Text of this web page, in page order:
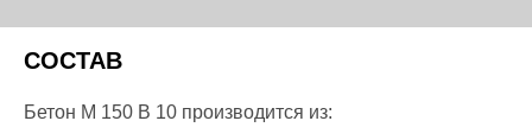
СОСТАВ
Бетон М 150 В 10 производится из: